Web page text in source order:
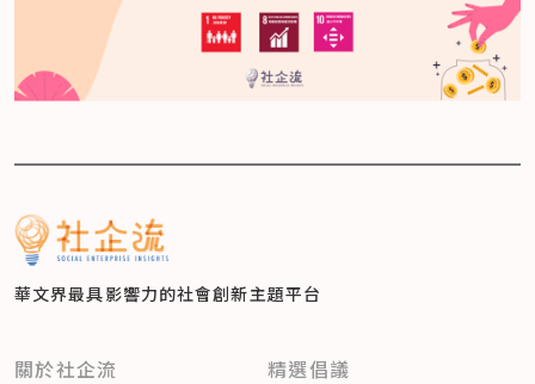
華文界最具影響力的社會創新主題平台
關於社企流 精選倡議